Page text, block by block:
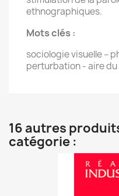
ethnographiques.
Mots clés:
sociologie visuelle –
perturbation - aire
16 autres
catégorie :